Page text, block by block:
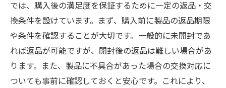
では、購入後の満足度を保証するために一定の返品・交
換条件を設けています。まず、購入前に製品の返品期限
や条件を確認することが大切です。一般的に未開封であ
れば返品が可能ですが、開封後の返品は難しい場合があ
ります。また、製品に不具合があった場合の交換対応に
ついても事前に確認しておくと安心です。これにより、